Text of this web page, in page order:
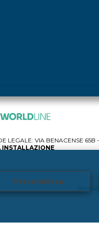
Personalizza
LEGALE: VIA BENACENSE
INSTALLAZIONE